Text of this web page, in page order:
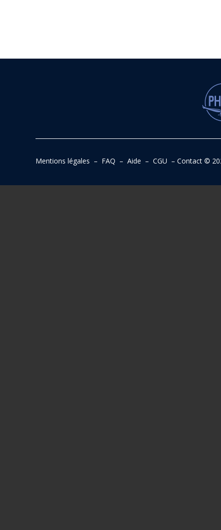
Mentions légales – FAQ – Aide – CGU – Contact©